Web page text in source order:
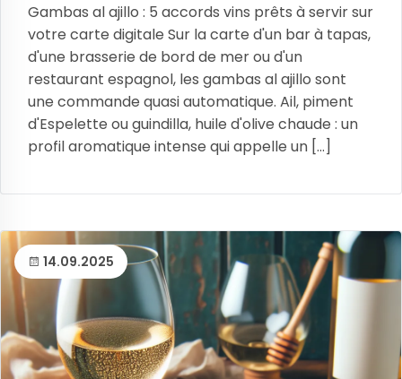
Gambas al ajillo : 5 accords vins prêts à servir sur
votre carte digitale Sur la carte d'un bar à tapas,
d'une brasserie de bord de mer ou d'un
restaurant espagnol, les gambas al ajillo sont
une commande quasi automatique. Ail, piment
d'Espelette ou guindilla, huile d'olive chaude : un
profil aromatique intense qui appelle un [...]
14.09.2025